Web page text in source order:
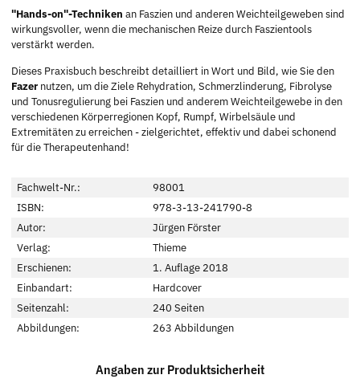
"Hands-on"-Techniken an Faszien und anderen Weichteilgeweben sind
wirkungsvoller, wenn die mechanischen Reize durch Faszientools
verstärkt werden.
Dieses Praxisbuch beschreibt detailliert in Wort und Bild, wie Sie den
Fazer nutzen, um die Ziele Rehydration, Schmerzlinderung, Fibrolyse
und Tonusregulierung bei Faszien und anderem Weichteilgewebe in den
verschiedenen Körperregionen Kopf, Rumpf, Wirbelsäule und
Extremitäten zu erreichen - zielgerichtet, effektiv und dabei schonend
für die Therapeutenhand!
Fachwelt-Nr.:
98001
ISBN:
978-3-13-241790-8
Autor:
Jürgen Förster
Verlag:
Thieme
Erschienen:
1. Auflage 2018
Einbandart:
Hardcover
Seitenzahl:
240 Seiten
Abbildungen:
263 Abbildungen
Angaben zur Produktsicherheit